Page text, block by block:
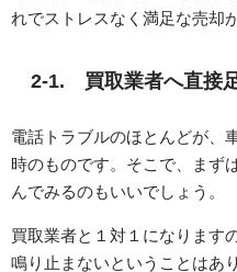
れでストレスなく満足な売却
2-1. 買取業者へ直接
電話トラブルのほとんどが、
時のものです。そこで、まず
んでみるのもいいでしょう。
買取業者と１対１になります
鳴り止まないということはあ